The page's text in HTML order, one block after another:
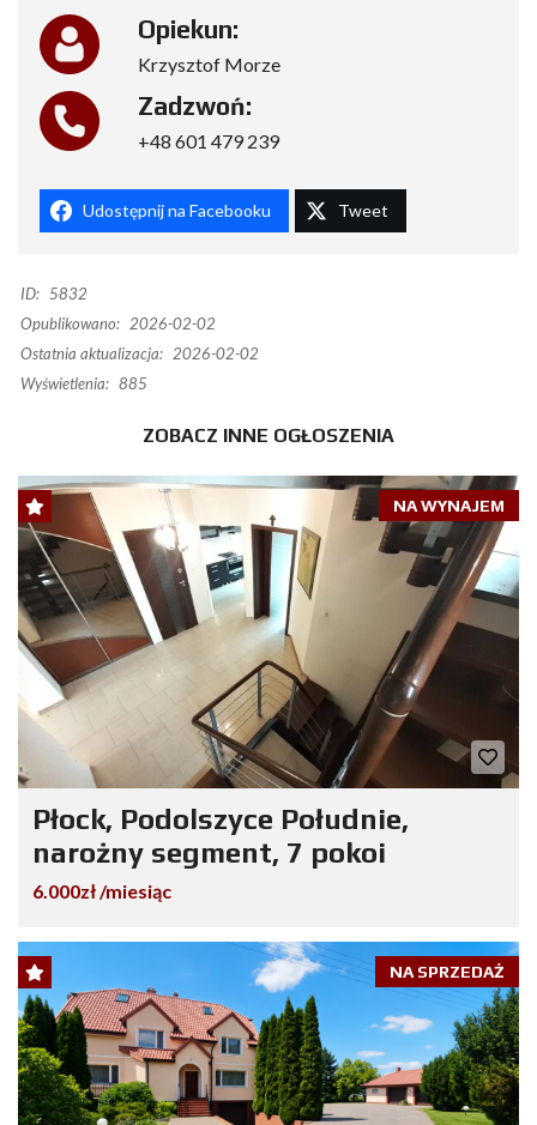
Opiekun:
Krzysztof Morze
Zadzwoń:
+48 601 479 239
Udostępnij na Facebooku Tweet
ID: 5832
Opublikowano: 2026-02-02
Ostatnia aktualizacja: 2026-02-02
Wyświetlenia: 885
ZOBACZ INNE OGŁOSZENIA
NA WYNAJEM
Płock, Podolszyce Południe,
narożny segment, 7 pokoi
6.000zł /miesiąc
NA SPRZEDAŻ